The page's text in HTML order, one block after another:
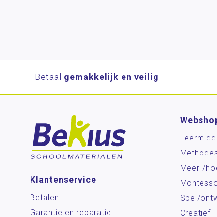
Betaal gemakkelijk en veilig
Klantenservice
Betalen
Garantie en reparatie
Methodes
Meer-/
Spel/
Creatief